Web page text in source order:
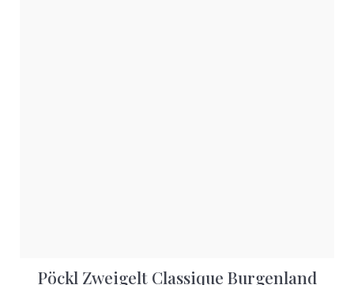
Pöckl Zweigelt Classique Burgenland